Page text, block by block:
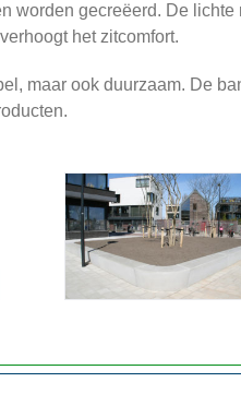
worden gecreëerd. De lichte
het zitcomfort.
maar ook duurzaam. De